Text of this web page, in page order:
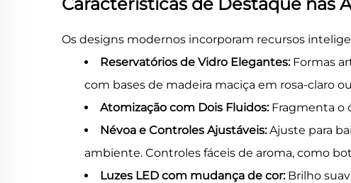
Os designs modernos incorporam recursos
Reservatórios de Vidro Elegantes: Formas
com bases de madeira maciça em rosa-claro
Atomização com Dois Fluidos: Fragmenta o
Névoa e Controles Ajustáveis:Ajuste para
ambiente. Controles fáceis de aroma, como
Luzes LED com mudança de cor: Brilho